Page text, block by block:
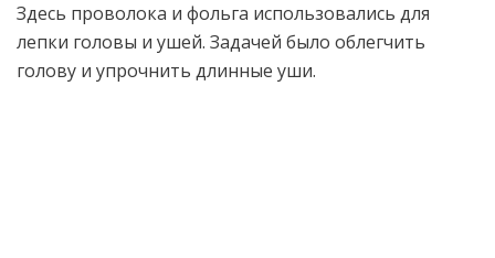
Здесь проволока и фольга использовались для
лепки головы и ушей. Задачей было облегчить
голову и упрочнить длинные уши.